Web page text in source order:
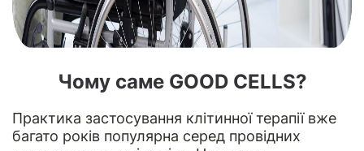
Чому саме GOOD CELLS?
Практика застосування клітинної терапії вже
багато років популярна серед провідних